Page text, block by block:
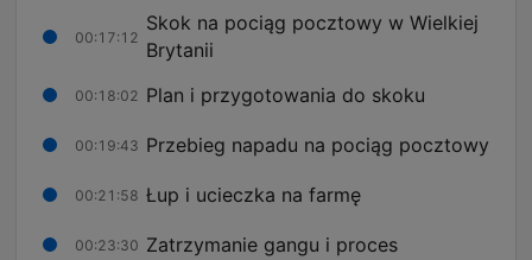
00:17:12
Skok na pociąg pocztowy w Wielkiej
Brytanii
00:18:02 Plan i przygotowania do skoku
00:19:43 Przebieg napadu na pociąg pocztowy
00:21:58 Łup i ucieczka na farmę
00:23:30 Zatrzymanie gangu i proces